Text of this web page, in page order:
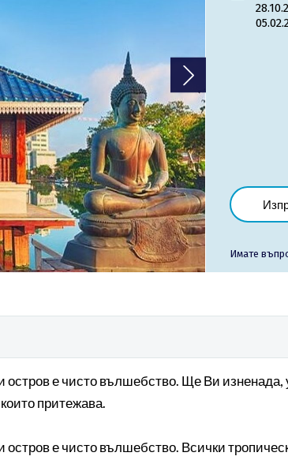
Имате
е чисто вълшебство. Ще Ви изненада,
притежава.
е чисто вълшебство. Всички